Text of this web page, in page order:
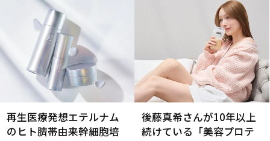
再生医療発想エテルナム
のヒト臍帯由来幹細胞培
後藤真希さんが10年以上
続けている「美容プロテ